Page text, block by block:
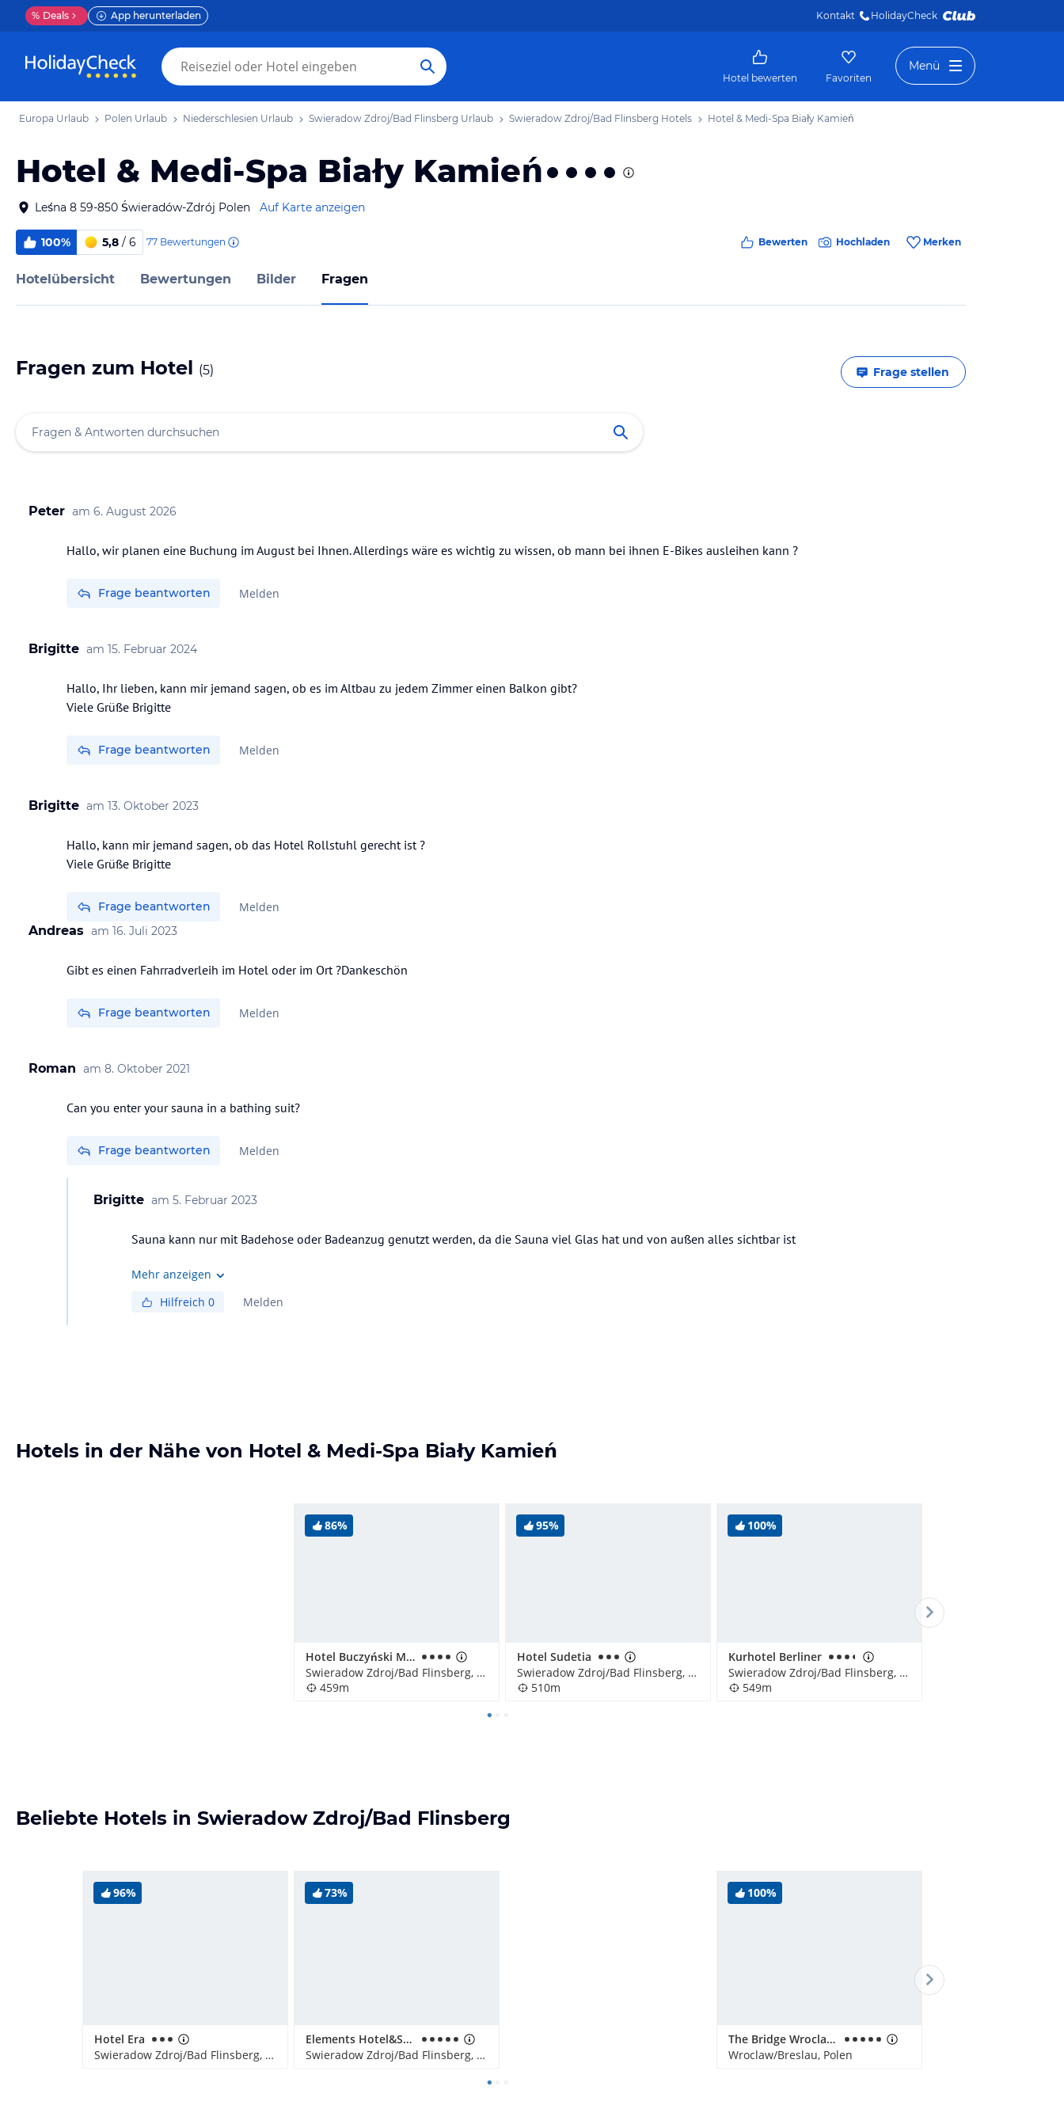
% Deals App herunterladen Kontakt HolidayCheck
Hotel bewerten Favoriten
Menü
Europa Urlaub Polen Urlaub Niederschlesien Urlaub Swieradow Zdroj/Bad Flinsberg Urlaub Swieradow Zdroj/Bad Flinsberg Hotels Hotel & Medi-Spa Biały Kamień
Hotel & Medi-Spa Biały Kamień
Leśna 8 59-850 Świeradów-Zdrój Polen Auf Karte anzeigen
100% 5,8 / 6 77 Bewertungen Bewerten Hochladen Merken
Hotelübersicht Bewertungen Bilder Fragen
Fragen zum Hotel (5) Frage stellen
Peter am 6. August 2026
Hallo, wir planen eine Buchung im August bei Ihnen. Allerdings wäre es wichtig zu wissen, ob mann bei ihnen E-Bikes ausleihen kann ?
Frage beantworten Melden
Brigitte am 15. Februar 2024
Hallo, Ihr lieben, kann mir jemand sagen, ob es im Altbau zu jedem Zimmer einen Balkon gibt?
Viele Grüße Brigitte
Frage beantworten Melden
Brigitte am 13. Oktober 2023
Hallo, kann mir jemand sagen, ob das Hotel Rollstuhl gerecht ist ?
Viele Grüße Brigitte
Frage beantworten
Melden
Andreas am 16. Juli 2023
Gibt es einen Fahrradverleih im Hotel oder im Ort ?Dankeschön
Frage beantworten Melden
Roman am 8. Oktober 2021
Can you enter your sauna in a bathing suit?
Frage beantworten Melden
Brigitte am 5. Februar 2023
Sauna kann nur mit Badehose oder Badeanzug genutzt werden, da die Sauna viel Glas hat und von außen alles sichtbar ist
Mehr anzeigen
Hilfreich 0 Melden
Hotels in der Nähe von Hotel & Medi-Spa Biały Kamień
86%
Hotel Buczyński Medical & Spa
Swieradow Zdroj/Bad Flinsberg, Polen
459m
95%
Hotel Sudetia
Swieradow Zdroj/Bad Flinsberg, Polen
510m
100%
Kurhotel Berliner
Swieradow Zdroj/Bad Flinsberg, Polen
549m
Beliebte Hotels in Swieradow Zdroj/Bad Flinsberg
96%
Hotel Era
Swieradow Zdroj/Bad Flinsberg, Polen
73%
Elements Hotel&Spa
Swieradow Zdroj/Bad Flinsberg, Polen
100%
The Bridge Wroclaw - MGallery
Wroclaw/Breslau, Polen